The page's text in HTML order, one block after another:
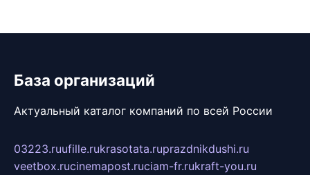
База организаций
Актуальный каталог компаний по всей России
03223.ruufille.rukrasotata.ruprazdnikdushi.ru
veetbox.rucinemapost.ruciam-fr.rukraft-you.ru